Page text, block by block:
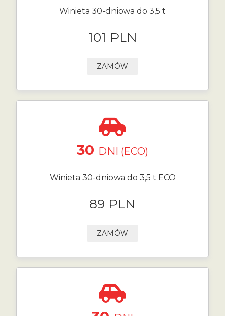
Winieta 30-dniowa do 3,5 t
101 PLN
ZAMÓW
30 DNI (ECO)
Winieta 30-dniowa do 3,5 t ECO
89 PLN
ZAMÓW